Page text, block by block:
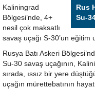
Rus
Su-
Kaliningrad
Bölgesi’nde, 4+
nesil çok maksatlı
savaş uçağı S-30’un eğitim
Rusya Batı Askeri
Su-30 savaş uçağının,
sırada, ıssız bir yere
uçağın mürettebatının